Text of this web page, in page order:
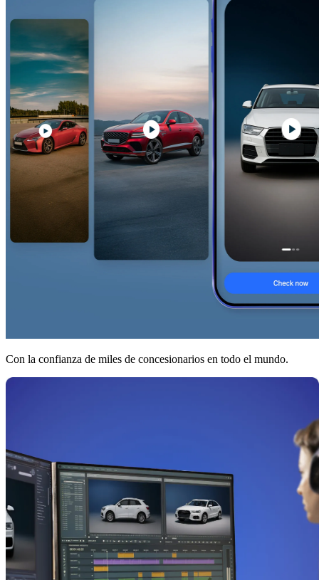
Con la confianza de miles de concesionarios en todo el mundo.